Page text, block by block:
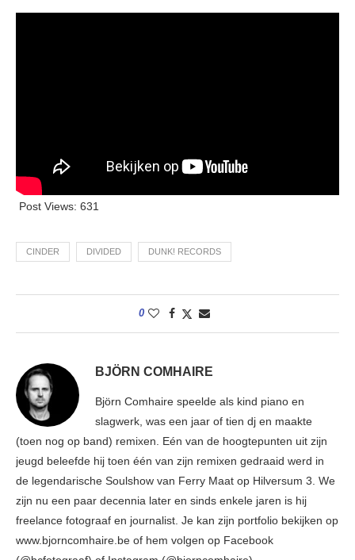
Post Views: 631
CINDER DIVIDED DUNK! RECORDS
0
BJÖRN COMHAIRE
Björn Comhaire speelde als kind piano en
slagwerk, was een jaar of tien dj en maakte
(toen nog op band) remixen. Eén van de hoogtepunten uit zijn
jeugd beleefde hij toen één van zijn remixen gedraaid werd in
de legendarische Soulshow van Ferry Maat op Hilversum 3. We
zijn nu een paar decennia later en sinds enkele jaren is hij
freelance fotograaf en journalist. Je kan zijn portfolio bekijken op
www.bjorncomhaire.be of hem volgen op Facebook